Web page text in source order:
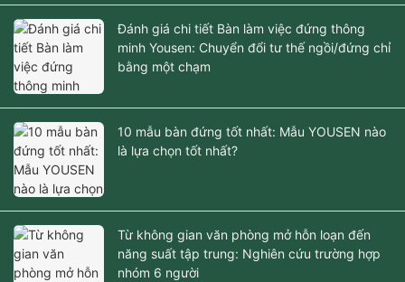
Đánh giá chi tiết Bàn làm việc đứng thông
minh Yousen: Chuyển đổi tư thế ngồi/đứng chỉ
bằng một chạm
10 mẫu bàn đứng tốt nhất: Mẫu YOUSEN nào
là lựa chọn tốt nhất?
Từ không gian văn phòng mở hỗn loạn đến
năng suất tập trung: Nghiên cứu trường hợp
nhóm 6 người